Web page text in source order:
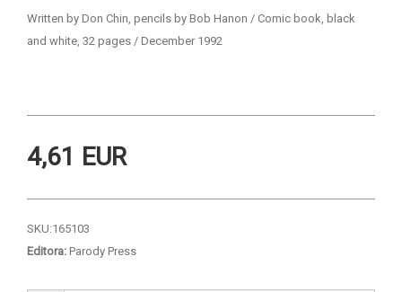
Written by Don Chin, pencils by Bob Hanon / Comic book, black
and white, 32 pages / December 1992
4,61 EUR
SKU:165103
Editora: Parody Press